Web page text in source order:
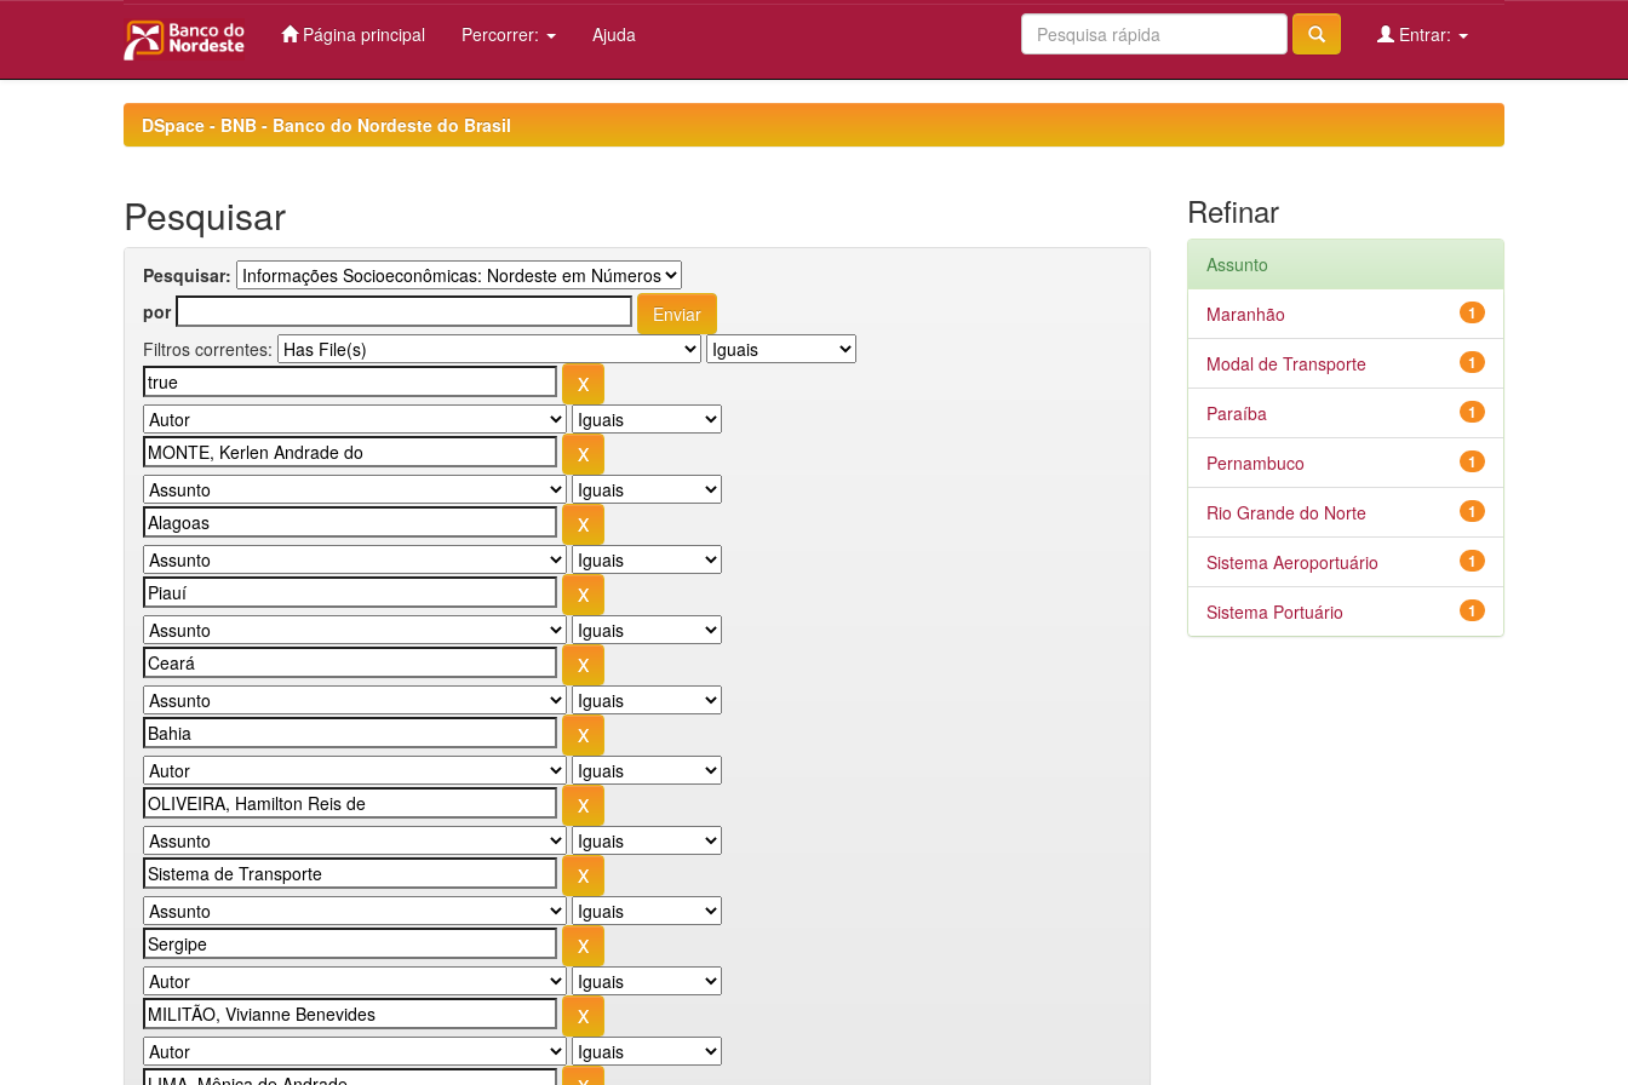
Página principal Percorrer: Ajuda Entrar:
DSpace - BNB - Banco do Nordeste do Brasil
Pesquisar
Pesquisar:
por
Filtros correntes:
Refinar
Assunto
1
Maranhão
1
Modal de Transporte
1
Paraíba
1
Pernambuco
1
Rio Grande do Norte
1
Sistema Aeroportuário
1
Sistema Portuário